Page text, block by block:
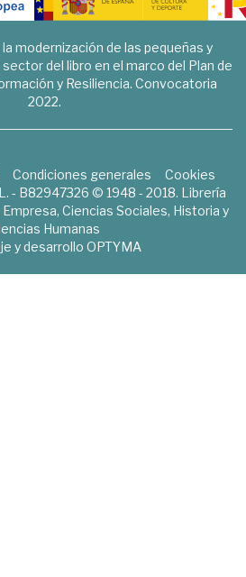
modernización de las pequeñas y
del libro en el marco del Plan de
y Resiliencia. Convocatoria
2022.
Condiciones generales
Cookies
- B82947326 © 1948 - 2018. Librería
Ciencias Sociales, Historia y
Humanas
y desarrollo OPTYMA